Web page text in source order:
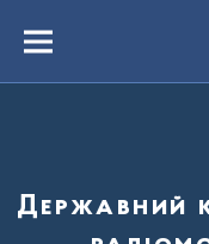
вмістуMenu
Державний